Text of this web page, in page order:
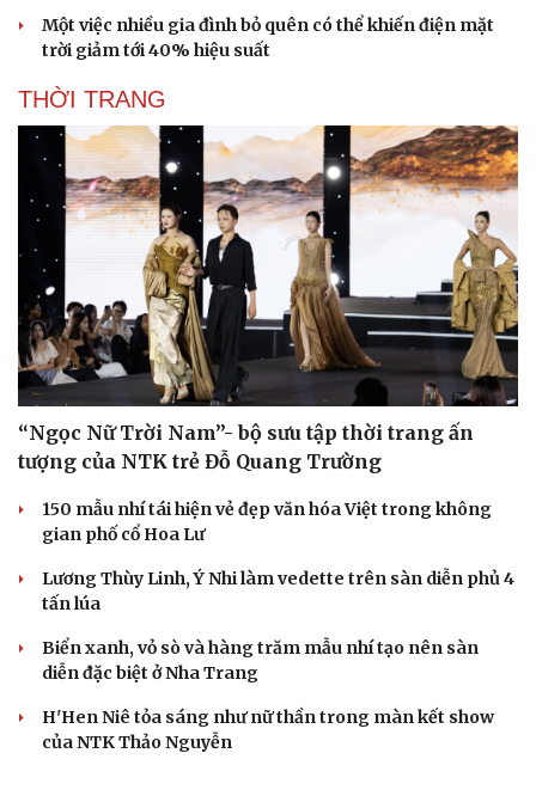
Du lịch
Tư vấn
check-in
Podcast
Cửa sổ tình yêu
Một việc nhiều gia đình bỏ quên có thể khiến điện mặt
trời giảm tới 40% hiệu suất
THỜI TRANG
“Ngọc Nữ Trời Nam”- bộ sưu tập thời trang ấn
tượng của NTK trẻ Đỗ Quang Trường
150 mẫu nhí tái hiện vẻ đẹp văn hóa Việt trong không
gian phố cổ Hoa Lư
Lương Thùy Linh, Ý Nhi làm vedette trên sàn diễn phủ 4
tấn lúa
Biển xanh, vỏ sò và hàng trăm mẫu nhí tạo nên sàn
diễn đặc biệt ở Nha Trang
H'Hen Niê tỏa sáng như nữ thần trong màn kết show
của NTK Thảo Nguyễn